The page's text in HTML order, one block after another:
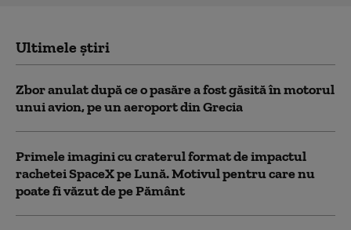
Ultimele știri
Zbor anulat după ce o pasăre a fost găsită în motorul
unui avion, pe un aeroport din Grecia
Primele imagini cu craterul format de impactul
rachetei SpaceX pe Lună. Motivul pentru care nu
poate fi văzut de pe Pământ